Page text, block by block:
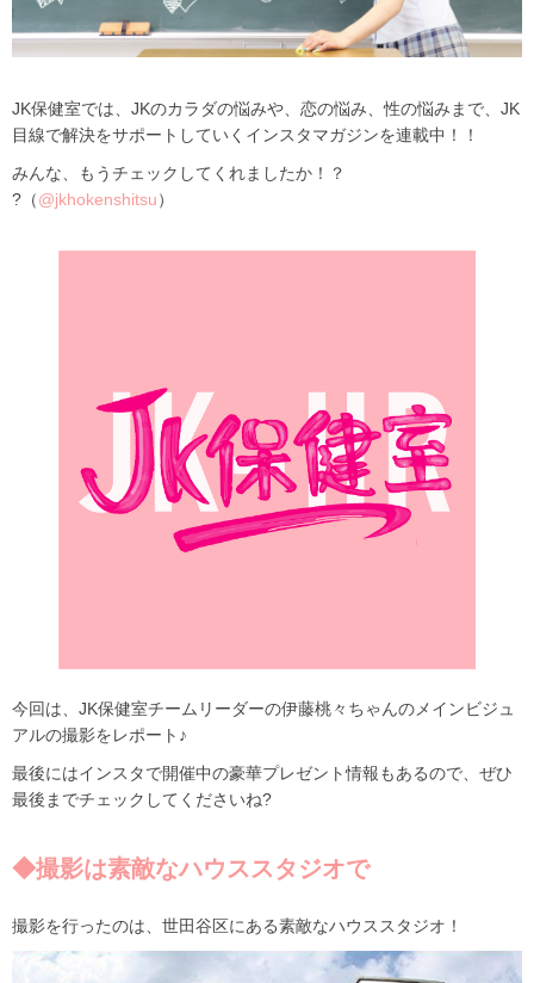
JK保健室では、 JKのカラダの悩みや、恋の悩み、性の悩みまで、 JK
目線で解決をサポートしていくインスタマガジンを連載中！！
みんな、もうチェックしてくれましたか！？
?（@jkhokenshitsu）
今回は、 JK保健室チームリーダーの伊藤桃々ちゃんのメインビジュ
アルの撮影をレポート♪
最後にはインスタで開催中の豪華プレゼント情報もあるので、ぜひ
最後までチェックしてくださいね?
◆撮影は素敵なハウススタジオで
撮影を行ったのは、世田谷区にある素敵なハウススタジオ！